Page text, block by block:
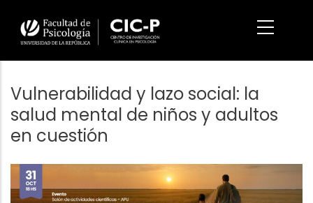
contenido
principal
Vulnerabilidad y lazo social: la
salud mental de niños y adultos
en cuestión
Imagen/Afiche